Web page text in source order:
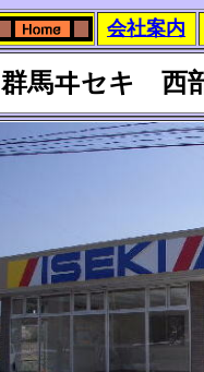
会社案内
群馬ヰセキ 西